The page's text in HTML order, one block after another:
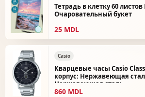
Тетрадь в клетку 60 листов
Очаровательный букет
25 MDL
Casio
Кварцевые часы Casio
корпус: Нержавеющая
Нержавеющая сталь
860 MDL